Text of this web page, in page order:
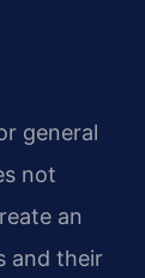
general
not
an
and their